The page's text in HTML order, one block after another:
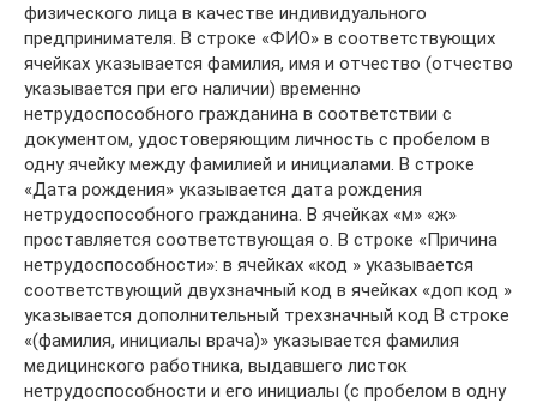
физического лица в качестве индивидуального
предпринимателя. В строке «ФИО» в соответствующих
ячейках указывается фамилия, имя и отчество (отчество
указывается при его наличии) временно
нетрудоспособного гражданина в соответствии с
документом, удостоверяющим личность с пробелом в
одну ячейку между фамилией и инициалами. В строке
«Дата рождения» указывается дата рождения
нетрудоспособного гражданина. В ячейках «м» «ж»
проставляется соответствующая о. В строке «Причина
нетрудоспособности»: в ячейках «код » указывается
соответствующий двухзначный код в ячейках «доп код »
указывается дополнительный трехзначный код В строке
«(фамилия, инициалы врача)» указывается фамилия
медицинского работника, выдавшего листок
нетрудоспособности и его инициалы (с пробелом в одну